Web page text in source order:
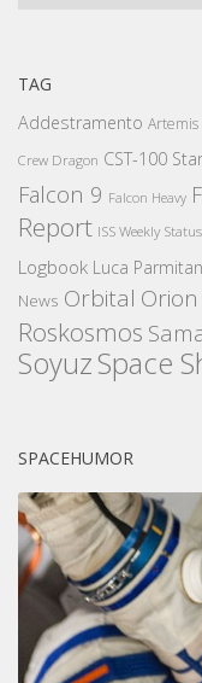
TAG
Addestramento Artemis
Crew Dragon CST-100
Falcon 9 Falcon Heavy
Report ISS Weekly
Logbook Luca
News Orbital Orion
Roskosmos
SoyuzSpace
SPACEHUMOR